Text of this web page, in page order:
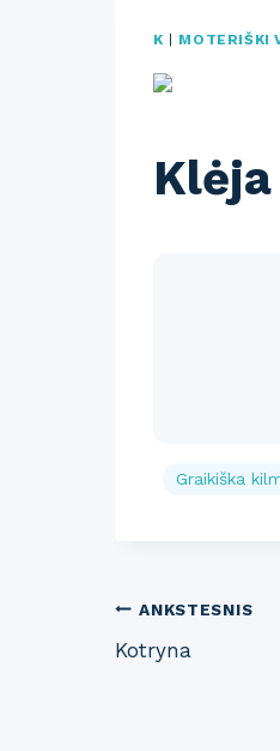
K MOTERIŠKI
Klėja
Graikiška
Post
navigation
ANKSTESNIS
Kotryna